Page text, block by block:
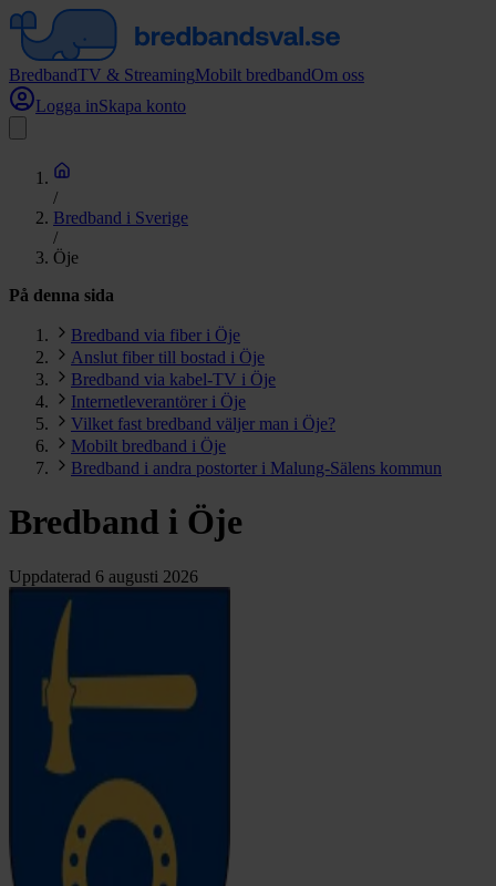
BredbandTV & StreamingMobilt bredbandOm oss
Logga inSkapa konto
/
Bredband i Sverige
/
Öje
På denna sida
Bredband via fiber i Öje
Anslut fiber till bostad i Öje
Bredband via kabel-TV i Öje
Internetleverantörer i Öje
Vilket fast bredband väljer man i Öje?
Mobilt bredband i Öje
Bredband i andra postorter i Malung-Sälens kommun
Bredband i Öje
Uppdaterad 6 augusti 2026